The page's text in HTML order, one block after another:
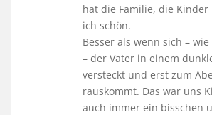
hat die Familie, die Kinder
ich schön.
Besser als wenn sich –
– der Vater in einem
versteckt und erst zum
rauskommt. Das war uns
auch immer ein bisschen